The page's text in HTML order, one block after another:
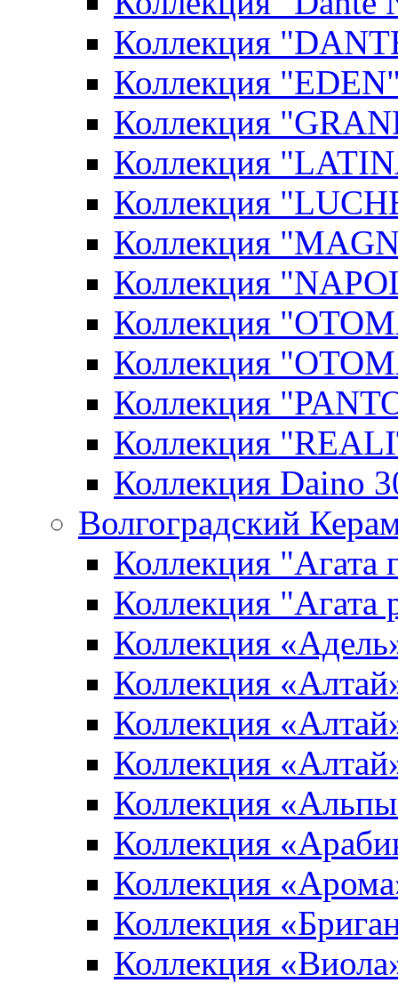
Коллекция
Коллекция
Коллекция
Коллекция
Коллекция
Коллекция
Коллекция
Коллекция
Коллекция
Коллекция
Коллекция
Коллекция Daino
Волгоградский
Коллекция "Агата
Коллекция "Агата
Коллекция
Коллекция
Коллекция
Коллекция
Коллекция
Коллекция
Коллекция
Коллекция
Коллекция